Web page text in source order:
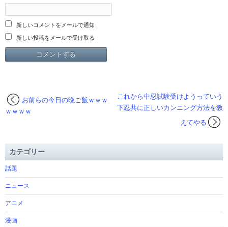
新しいコメントをメールで通知
新しい投稿をメールで受け取る
これから中忍試験受けようっていう
下忍共に正しいカンニング方法を教
えてやる
お前らの今日の晩ご飯ｗｗｗ
ｗｗｗｗ
カテゴリー
話題
ニュース
アニメ
漫画